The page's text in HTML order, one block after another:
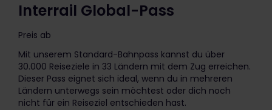
Interrail Global-Pass
Preis ab
Mit unserem Standard-Bahnpass kannst du über
30.000 Reiseziele in 33 Ländern mit dem Zug erreichen.
Dieser Pass eignet sich ideal, wenn du in mehreren
Ländern unterwegs sein möchtest oder dich noch
nicht für ein Reiseziel entschieden hast.